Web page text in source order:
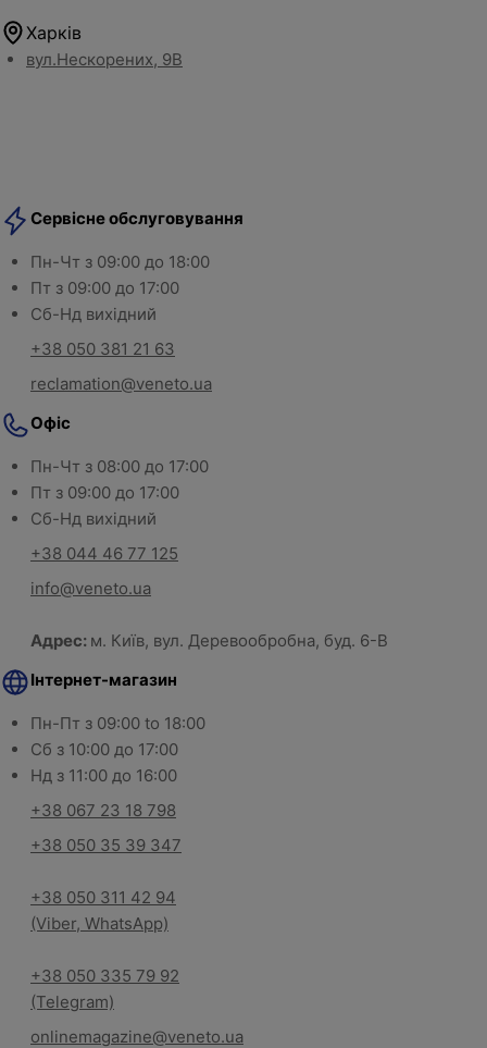
Харків
вул.Нескорених, 9В
Сервісне обслуговування
Пн-Чт з 09:00 до 18:00
Пт з 09:00 до 17:00
Сб-Нд вихідний
+38 050 381 21 63
reclamation@veneto.ua
Офіс
Пн-Чт з 08:00 до 17:00
Пт з 09:00 до 17:00
Сб-Нд вихідний
+38 044 46 77 125
info@veneto.ua
Адрес: м. Київ, вул. Деревообробна, буд. 6-В
Інтернет-магазин
Пн-Пт з 09:00 to 18:00
Сб з 10:00 до 17:00
Нд з 11:00 до 16:00
+38 067 23 18 798
+38 050 35 39 347
+38 050 311 42 94
(Viber, WhatsApp)
+38 050 335 79 92
(Telegram)
onlinemagazine@veneto.ua